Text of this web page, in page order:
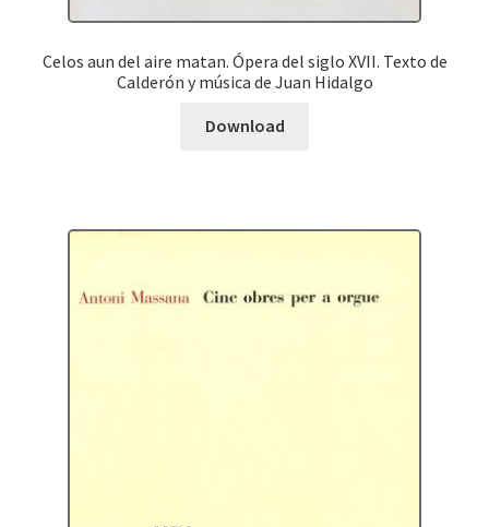
Celos aun del aire matan. Ópera del siglo XVII. Texto de
Calderón y música de Juan Hidalgo
Download